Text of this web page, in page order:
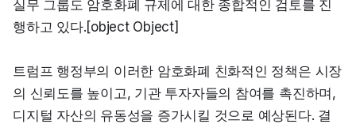
실무 그룹도 암호화폐 규제에 대한 종합적인 검토를 진
행하고 있다.[object Object]
트럼프 행정부의 이러한 암호화폐 친화적인 정책은 시장
의 신뢰도를 높이고, 기관 투자자들의 참여를 촉진하며,
디지털 자산의 유동성을 증가시킬 것으로 예상된다. 결